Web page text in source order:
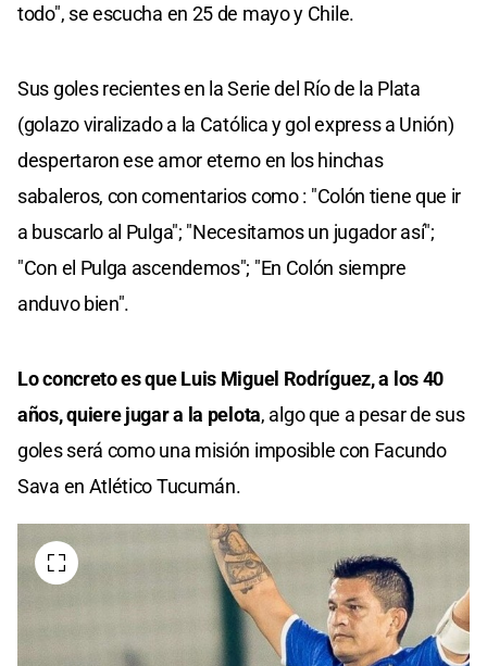
todo", se escucha en 25 de mayo y Chile.
Sus goles recientes en la Serie del Río de la Plata
(golazo viralizado a la Católica y gol express a Unión)
despertaron ese amor eterno en los hinchas
sabaleros, con comentarios como : "Colón tiene que ir
a buscarlo al Pulga"; "Necesitamos un jugador así";
"Con el Pulga ascendemos"; "En Colón siempre
anduvo bien".
Lo concreto es que Luis Miguel Rodríguez, a los 40
años, quiere jugar a la pelota, algo que a pesar de sus
goles será como una misión imposible con Facundo
Sava en Atlético Tucumán.